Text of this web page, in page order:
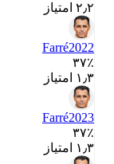
Farré2022
۳۷٪
Farré2023
۳۷٪